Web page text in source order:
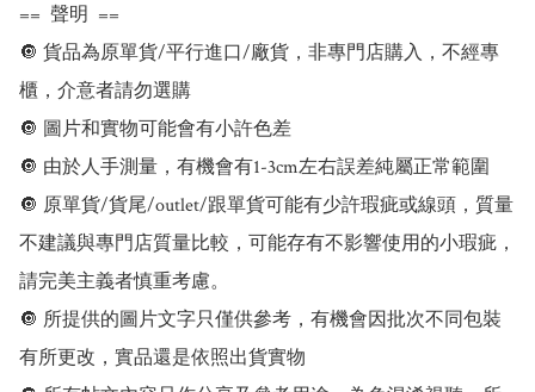
== ️ 聲明  ️==
🔘 貨品為原單貨/平行進口/廠貨，非專門店購入，不經專
櫃，介意者請勿選購
🔘 圖片和實物可能會有小許色差
🔘 由於人手測量，有機會有1-3cm左右誤差純屬正常範圍
🔘 原單貨/貨尾/outlet/跟單貨可能有少許瑕疵或線頭，質量
不建議與專門店質量比較，可能存有不影響使用的小瑕疵，
請完美主義者慎重考慮。
🔘 所提供的圖片文字只僅供參考，有機會因批次不同包裝
有所更改，實品還是依照出貨實物